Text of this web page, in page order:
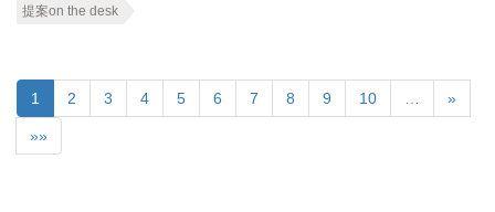
提案on the desk
1 2 3 4 5 6 7 8 9 10 »
»»